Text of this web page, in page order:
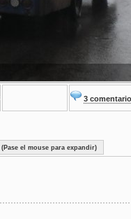
3
(Pase el mouse para expandir)